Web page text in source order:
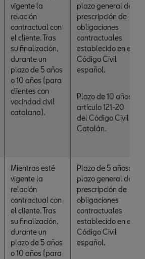
vigente la
relación
contractual con
el cliente. Tras
su finalización,
durante un
plazo de 5 años
o 10 años (para
clientes con
vecindad civil
catalana).
plazo general de
prescripción de
obligaciones
contractuales
establecido en el
Código Civil
español.
Plazo de 10 años:
artículo 121-20
del Código Civil
Catalán.
Mientras esté
vigente la
relación
contractual con
el cliente. Tras
su finalización,
durante un
plazo de 5 años
o 10 años (para
Plazo de 5 años:
plazo general de
prescripción de
obligaciones
contractuales
establecido en el
Código Civil
español.